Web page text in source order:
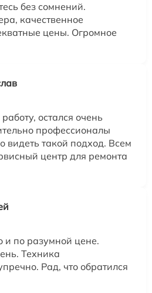
без сомнений.
качественное
цены. Огромное
остался очень
профессионалы
видеть такой подход. Всем
центр для ремонта
и по разумной цене.
Техника
Рад, что обратился